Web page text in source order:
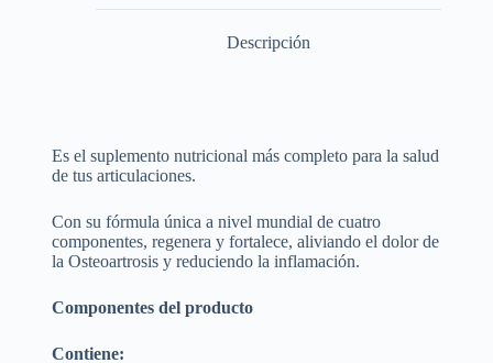
Descripción
Es el suplemento nutricional más completo para la salud
de tus articulaciones.
Con su fórmula única a nivel mundial de cuatro
componentes, regenera y fortalece, aliviando el dolor de
la Osteoartrosis y reduciendo la inflamación.
Componentes del producto
Contiene: